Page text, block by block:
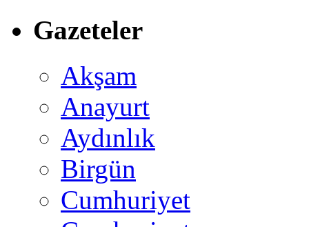
Gazeteler
Akşam
Anayurt
Aydınlık
Birgün
Cumhuriyet